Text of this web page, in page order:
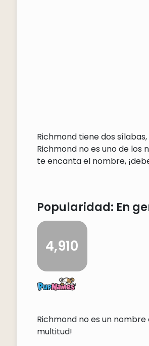
Richmond tiene dos
Richmond no es uno de los
te encanta el nombre,
Popularidad: En
4,910
Richmond no es un
multitud!